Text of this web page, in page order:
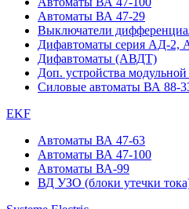
Автоматы ВА 47-29
Выключатели
Дифавтоматы серия АД-
Дифавтоматы (АВДТ)
Доп. устройства модульной
Силовые автоматы ВА 88-
EKF
Автоматы ВА 47-63
Автоматы ВА 47-100
Автоматы ВА-99
ВД УЗО (блоки утечки